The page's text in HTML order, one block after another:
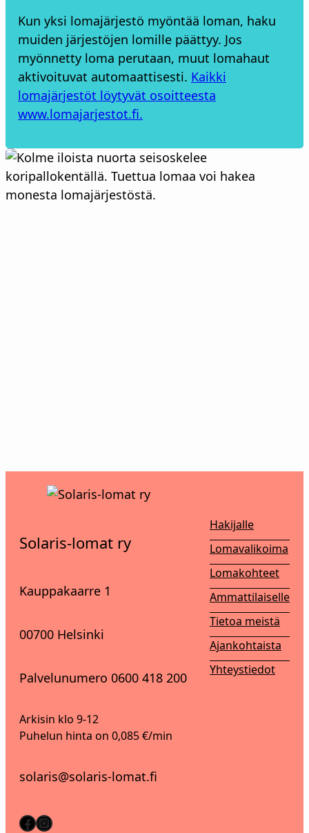
Kun yksi lomajärjestö myöntää loman, haku
muiden järjestöjen lomille päättyy. Jos
myönnetty loma perutaan, muut lomahaut
aktivoituvat automaattisesti. Kaikki
lomajärjestöt löytyvät osoitteesta
www.lomajarjestot.fi.
Solaris-lomat ry
Kauppakaarre 1
00700 Helsinki
Palvelunumero 0600 418 200
Arkisin klo 9-12
Puhelun hinta on 0,085 €/min
solaris@solaris-lomat.fi
Facebook
Instagram
Hakijalle
Lomavalikoima
Lomakohteet
Ammattilaiselle
Tietoa meistä
Ajankohtaista
Yhteystiedot